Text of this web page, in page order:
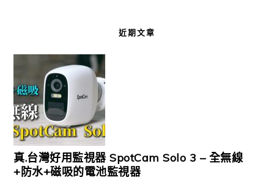
近期文章
真.台灣好用監視器 SpotCam Solo 3 – 全無線
+防水+磁吸的電池監視器